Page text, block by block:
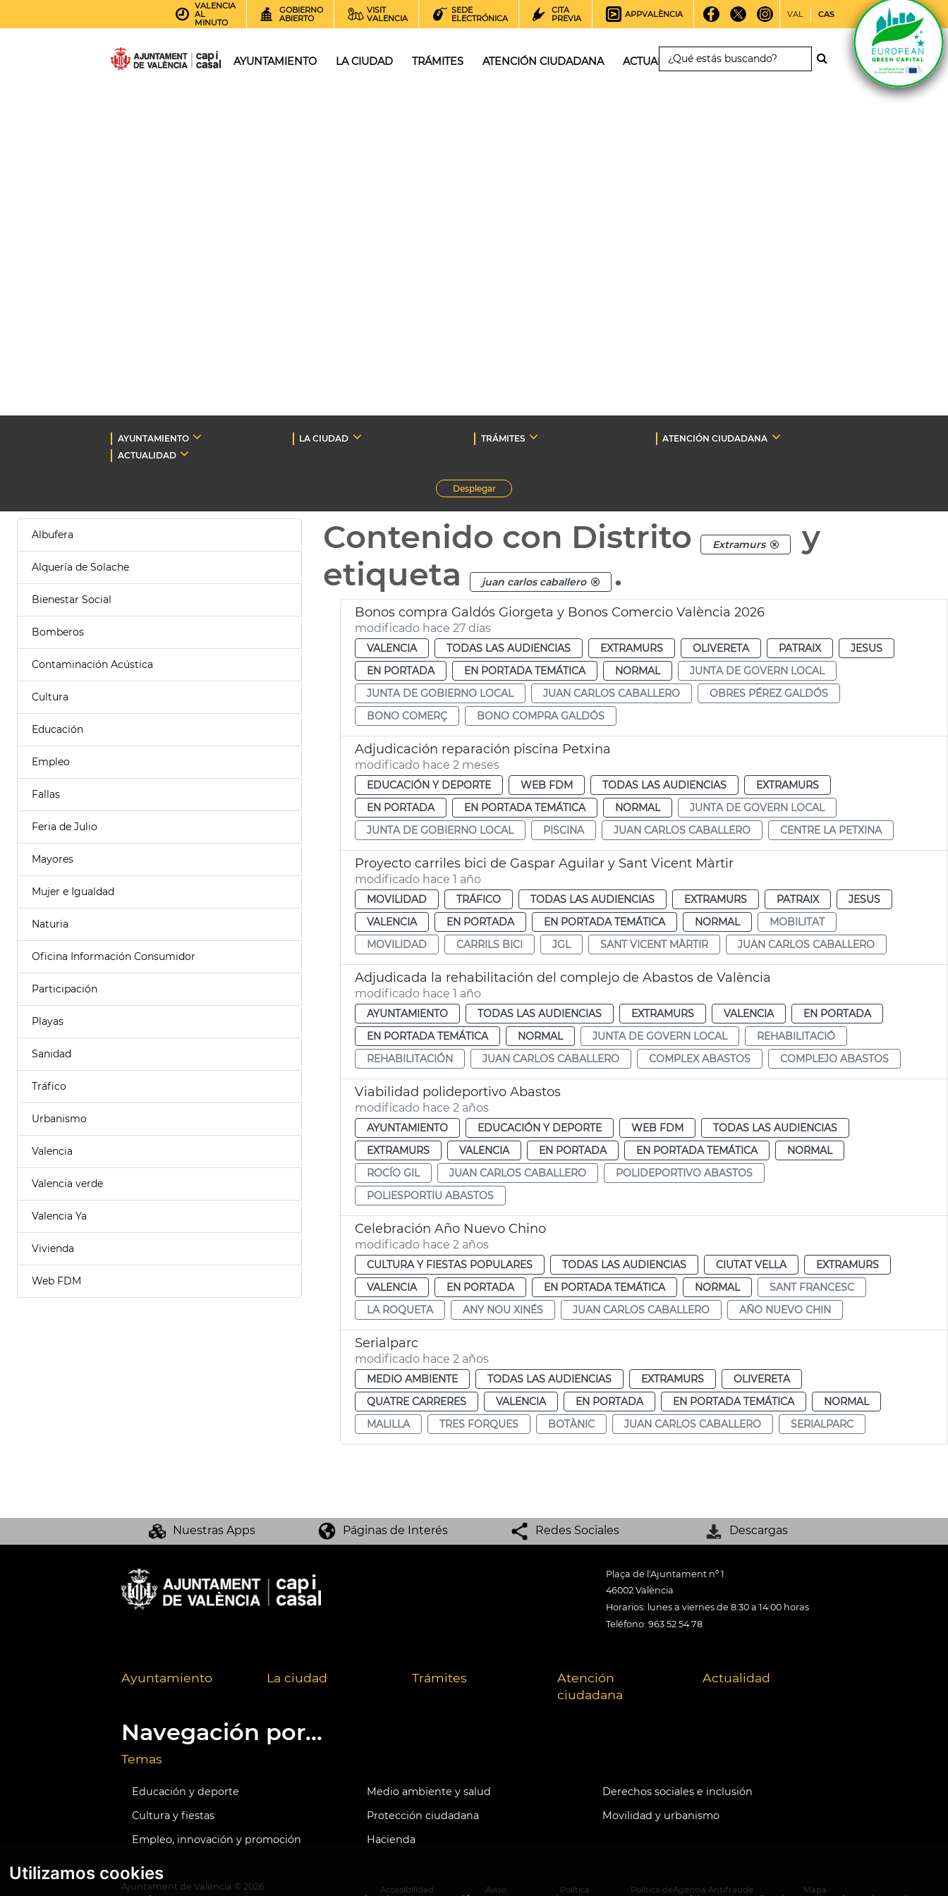
Utilizamos cookies
VALENCIA
AL
MINUTO
GOBIERNO
ABIERTO
VISIT
VALENCIA
SEDE
ELECTRÓNICA
CITA
PREVIA
APPVALÈNCIA VAL CAS
AYUNTAMIENTO LA CIUDAD TRÁMITES ATENCIÓN CIUDADANA ACTUALIDAD
AYUNTAMIENTO LA CIUDAD TRÁMITES
ATENCIÓN CIUDADANA
ACTUALIDAD
Desplegar
Albufera
Alquería de Solache
Bienestar Social
Bomberos
Contaminación Acústica
Cultura
Educación
Empleo
Fallas
Feria de Julio
Mayores
Mujer e Igualdad
Naturia
Oficina Información Consumidor
Participación
Playas
Sanidad
Tráfico
Urbanismo
Valencia
Valencia verde
Valencia Ya
Vivienda
Web FDM
Contenido con Distrito Extramurs
y
etiqueta
juan carlos caballero .
Bonos compra Galdós Giorgeta y Bonos Comercio València 2026
modificado hace 27 días
VALENCIA TODAS LAS AUDIENCIAS EXTRAMURS OLIVERETA PATRAIX
JESUS
EN PORTADA
EN PORTADA TEMÁTICA NORMAL
JUNTA DE GOVERN LOCAL
JUNTA DE GOBIERNO LOCAL
JUAN CARLOS CABALLERO
OBRES PÉREZ GALDÓS
BONO COMERÇ
BONO COMPRA GALDÓS
Adjudicación reparación piscina Petxina
modificado hace 2 meses
EDUCACIÓN Y DEPORTE WEB FDM TODAS LAS AUDIENCIAS
EXTRAMURS
EN PORTADA
EN PORTADA TEMÁTICA NORMAL
JUNTA DE GOVERN LOCAL
JUNTA DE GOBIERNO LOCAL
PISCINA JUAN CARLOS CABALLERO CENTRE LA PETXINA
Proyecto carriles bici de Gaspar Aguilar y Sant Vicent Màrtir
modificado hace 1 año
MOVILIDAD TRÁFICO TODAS LAS AUDIENCIAS EXTRAMURS PATRAIX
JESUS
VALENCIA
EN PORTADA EN PORTADA TEMÁTICA NORMAL
MOBILITAT
MOVILIDAD
CARRILS BICI JGL SANT VICENT MÀRTIR JUAN CARLOS CABALLERO
Adjudicada la rehabilitación del complejo de Abastos de València
modificado hace 1 año
AYUNTAMIENTO TODAS LAS AUDIENCIAS EXTRAMURS VALENCIA
EN PORTADA
EN PORTADA TEMÁTICA
NORMAL JUNTA DE GOVERN LOCAL
REHABILITACIÓ
REHABILITACIÓN
JUAN CARLOS CABALLERO COMPLEX ABASTOS COMPLEJO ABASTOS
Viabilidad polideportivo Abastos
modificado hace 2 años
AYUNTAMIENTO EDUCACIÓN Y DEPORTE WEB FDM
TODAS LAS AUDIENCIAS
EXTRAMURS
VALENCIA EN PORTADA EN PORTADA TEMÁTICA
NORMAL
ROCÍO GIL
JUAN CARLOS CABALLERO
POLIDEPORTIVO ABASTOS
POLIESPORTIU ABASTOS
Celebración Año Nuevo Chino
modificado hace 2 años
CULTURA Y FIESTAS POPULARES TODAS LAS AUDIENCIAS CIUTAT VELLA
EXTRAMURS
VALENCIA
EN PORTADA EN PORTADA TEMÁTICA NORMAL
SANT FRANCESC
LA ROQUETA
ANY NOU XINÉS JUAN CARLOS CABALLERO AÑO NUEVO CHIN
Serialparc
modificado hace 2 años
MEDIO AMBIENTE TODAS LAS AUDIENCIAS EXTRAMURS
OLIVERETA
QUATRE CARRERES
VALENCIA EN PORTADA EN PORTADA TEMÁTICA
NORMAL
MALILLA
TRES FORQUES BOTÀNIC JUAN CARLOS CABALLERO SERIALPARC
Nuestras Apps Páginas de Interés Redes Sociales Descargas
Plaça de l'Ajuntament nº 1
46002 València
Horarios: lunes a viernes de 8:30 a 14:00 horas
Teléfono: 963 52 54 78
Ayuntamiento La ciudad Trámites
Atención
ciudadana
Actualidad
Navegación por...
Temas
Educación y deporte Medio ambiente y salud
Derechos sociales e inclusión
Cultura y fiestas
Protección ciudadana
Movilidad y urbanismo
Empleo, innovación y promoción
Hacienda
Ajuntament de València © 2026 Accesibilidad Aviso Política Política deAgencia Antifraude Mapa